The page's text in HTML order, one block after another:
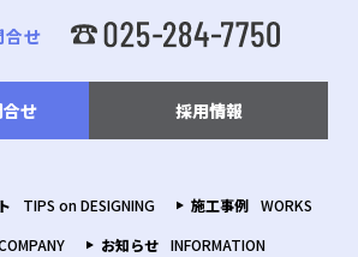
合せ
せ 採用情報
TIPS on DESIGNING 施工事例
WORKS
お知らせ INFORMATION